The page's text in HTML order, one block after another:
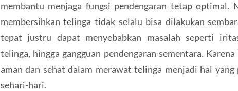
membantu menjaga fungsi pendengaran tetap optimal.
membersihkan telinga tidak selalu bisa dilakukan
tepat justru dapat menyebabkan masalah seperti
telinga, hingga gangguan pendengaran sementara.
aman dan sehat dalam merawat telinga menjadi hal
sehari-hari.